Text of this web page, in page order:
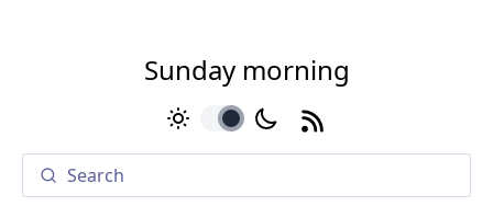
Sunday morning
toggle